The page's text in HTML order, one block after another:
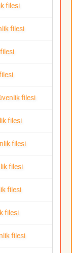
filesi
filesi
filesi
filesi
filesi
filesi
filesi
filesi
filesi